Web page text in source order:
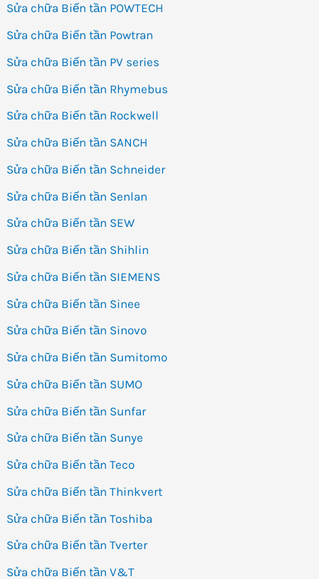
Sửa chữa Biến tần POWTECH
Sửa chữa Biến tần Powtran
Sửa chữa Biến tần PV series
Sửa chữa Biến tần Rhymebus
Sửa chữa Biến tần Rockwell
Sửa chữa Biến tần SANCH
Sửa chữa Biến tần Schneider
Sửa chữa Biến tần Senlan
Sửa chữa Biến tần SEW
Sửa chữa Biến tần Shihlin
Sửa chữa Biến tần SIEMENS
Sửa chữa Biến tần Sinee
Sửa chữa Biến tần Sinovo
Sửa chữa Biến tần Sumitomo
Sửa chữa Biến tần SUMO
Sửa chữa Biến tần Sunfar
Sửa chữa Biến tần Sunye
Sửa chữa Biến tần Teco
Sửa chữa Biến tần Thinkvert
Sửa chữa Biến tần Toshiba
Sửa chữa Biến tần Tverter
Sửa chữa Biến tần V&T